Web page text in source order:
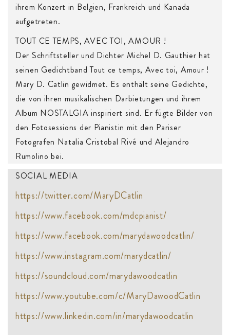
ihrem Konzert in Belgien, Frankreich und Kanada
aufgetreten.
TOUT CE TEMPS, AVEC TOI, AMOUR !
Der Schriftsteller und Dichter Michel D. Gauthier hat
seinen Gedichtband Tout ce temps, Avec toi, Amour !
Mary D. Catlin gewidmet. Es enthält seine Gedichte,
die von ihren musikalischen Darbietungen und ihrem
Album NOSTALGIA inspiriert sind. Er fügte Bilder von
den Fotosessions der Pianistin mit den Pariser
Fotografen Natalia Cristobal Rivé und Alejandro
Rumolino bei.
SOCIAL MEDIA
https://twitter.com/MaryDCatlin
https://www.facebook.com/mdcpianist/
https://www.facebook.com/marydawoodcatlin/
https://www.instagram.com/marydcatlin/
https://soundcloud.com/marydawoodcatlin
https://www.youtube.com/c/MaryDawoodCatlin
https://www.linkedin.com/in/marydawoodcatlin